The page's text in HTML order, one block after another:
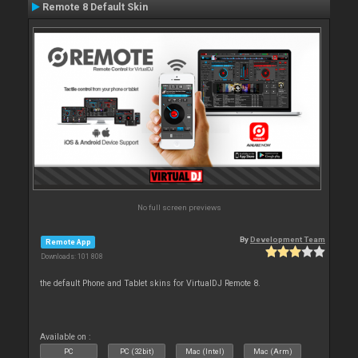
Remote 8 Default Skin
No full screen previews
Remote App
Downloads: 101 808
ByDevelopment Team
the default Phone and Tablet skins for VirtualDJ Remote 8.
Available on :
PC PC (32bit) Mac (Intel) Mac (Arm)